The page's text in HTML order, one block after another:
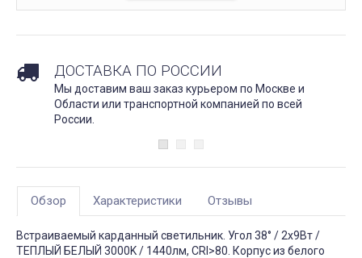
ДОСТАВКА ПО РОССИИ
Мы доставим ваш заказ курьером по Москве и
Области или транспортной компанией по всей
России.
Обзор Характеристики Отзывы
Встраиваемый карданный светильник. Угол 38° / 2x9Вт /
ТЕПЛЫЙ БЕЛЫЙ 3000K / 1440лм, CRI>80. Корпус из белого